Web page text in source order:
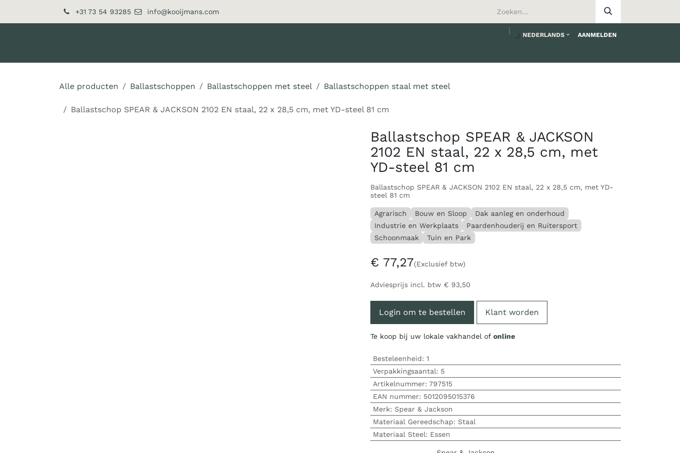
+31 73 54 93285 info@kooijmans.com
NEDERLANDS AANMELDEN
Alle producten Ballastschoppen Ballastschoppen met steel Ballastschoppen staal met steel
Ballastschop SPEAR & JACKSON 2102 EN staal, 22 x 28,5 cm, met YD-steel 81 cm
Ballastschop SPEAR & JACKSON
2102 EN staal, 22 x 28,5 cm, met
YD-steel 81 cm
Ballastschop SPEAR & JACKSON 2102 EN staal, 22 x 28,5 cm, met YD-
steel 81 cm
Agrarisch Bouw en Sloop
Dak aanleg en onderhoud
Industrie en Werkplaats
Paardenhouderij en Ruitersport
Schoonmaak
Tuin en Park
€ 77,27(Exclusief btw)
Adviesprijs incl. btw € 93,50
Login om te bestellen Klant worden
Te koop bij uw lokale vakhandel of online
Besteleenheid: 1
Verpakkingsaantal: 5
Artikelnummer: 797515
EAN nummer: 5012095015376
Merk: Spear & Jackson
Materiaal Gereedschap: Staal
Materiaal Steel: Essen